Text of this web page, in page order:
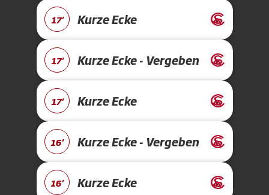
17' Kurze Ecke
17' Kurze Ecke - Vergeben
17' Kurze Ecke
16' Kurze Ecke - Vergeben
16' Kurze Ecke